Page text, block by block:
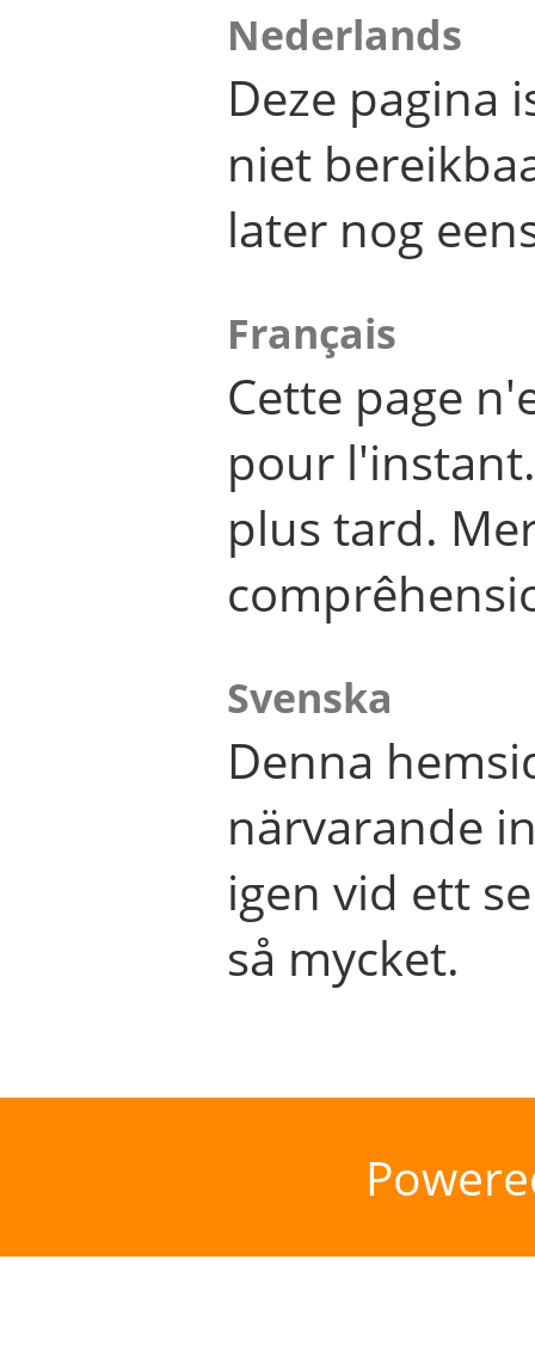
Nederlands
Deze pagina
niet
later nog
Français
Cette page
pour
plus tard.
Svenska
Denna
närvarande
igen vid ett
så mycket.